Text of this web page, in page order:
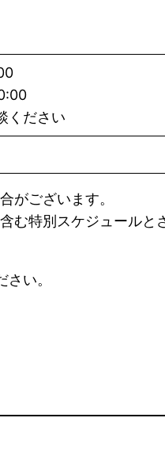
ください
がございます。
む特別スケジュールと
さい。